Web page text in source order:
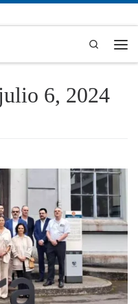
Search
6, 2024